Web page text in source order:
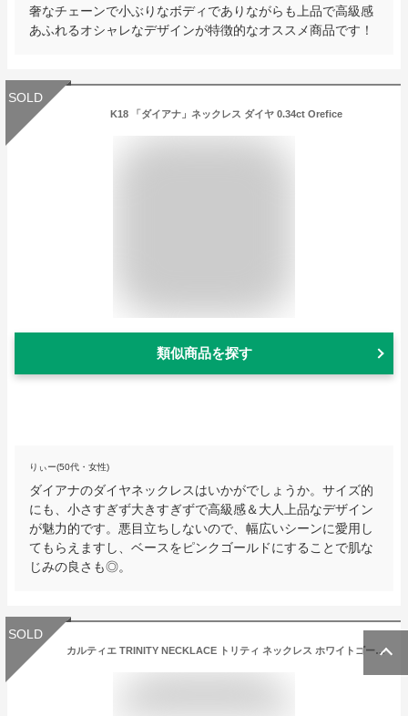
奢なチェーンで小ぶりなボディでありながらも上品で高級感
あふれるオシャレなデザインが特徴的なオススメ商品です！
SOLD
K18 「ダイアナ」ネックレス ダイヤ 0.34ct Orefice
類似商品を探す
りぃー(50代・女性)
ダイアナのダイヤネックレスはいかがでしょうか。サイズ的
にも、小さすぎず大きすぎずで高級感＆大人上品なデザイン
が魅力的です。悪目立ちしないので、幅広いシーンに愛用し
てもらえますし、ベースをピンクゴールドにすることで肌な
じみの良さも◎。
SOLD
カルティエ TRINITY NECKLACE トリティ ネックレス ホワイトゴールド、イエローゴールド、ピンクゴールド、ダイヤモンド B7058700